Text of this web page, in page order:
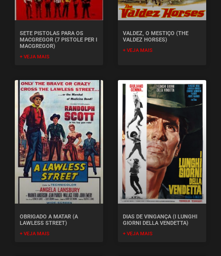
SETE PISTOLAS PARA OS
MACGREGOR (7 PISTOLE PER I
MACGREGOR)
+ VEJA MAIS
VALDEZ, O MESTIÇO (THE
VALDEZ HORSES)
+ VEJA MAIS
OBRIGADO A MATAR (A
LAWLESS STREET)
+ VEJA MAIS
DIAS DE VINGANÇA (I LUNGHI
GIORNI DELLA VENDETTA)
+ VEJA MAIS